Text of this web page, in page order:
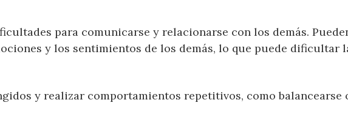
para comunicarse y relacionarse con los demás.
y los sentimientos de los demás, lo que puede dificultar
y realizar comportamientos repetitivos, como balancearse